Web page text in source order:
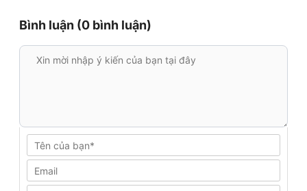
Bình luận (0 bình luận)